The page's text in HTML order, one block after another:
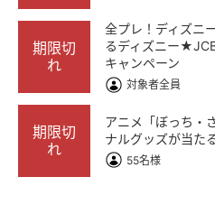
期限切
れ
全プレ！ディズニ
るディズニー
キャンペーン
対象者全員
期限切
れ
アニメ「ぼっち・
ナルグッズが当た
55名様